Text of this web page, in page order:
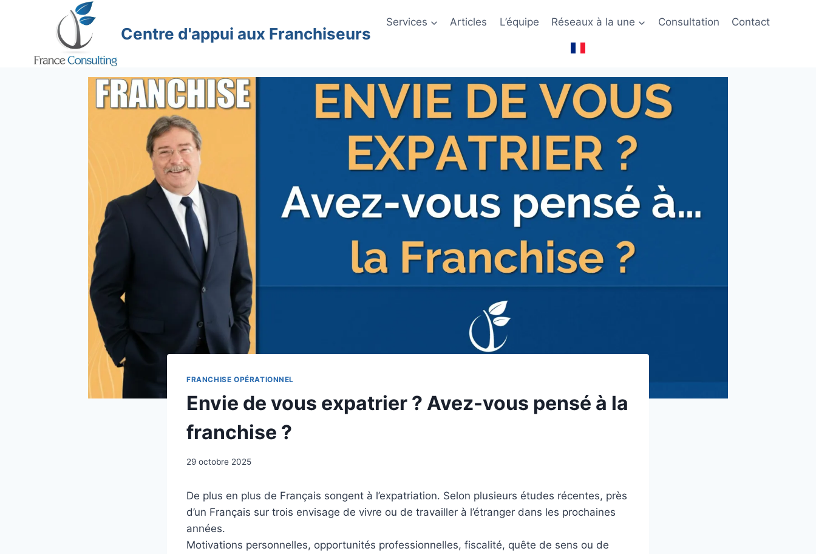
Centre d'appui aux Franchiseurs
Services Articles L’équipe Réseaux à la une Consultation Contact
FRANCHISE OPÉRATIONNEL
Envie de vous expatrier ? Avez-vous pensé à la
franchise ?
Par
29 octobre 2025
De plus en plus de Français songent à l’expatriation. Selon plusieurs études récentes, près
d’un Français sur trois envisage de vivre ou de travailler à l’étranger dans les prochaines
années.
Motivations personnelles, opportunités professionnelles, fiscalité, quête de sens ou de